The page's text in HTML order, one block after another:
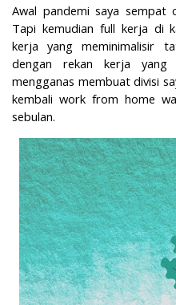
Awal pandemi saya sempat
Tapi kemudian full kerja di
kerja yang meminimalisir
dengan rekan kerja yang
mengganas membuat divisi
kembali work from home
sebulan.